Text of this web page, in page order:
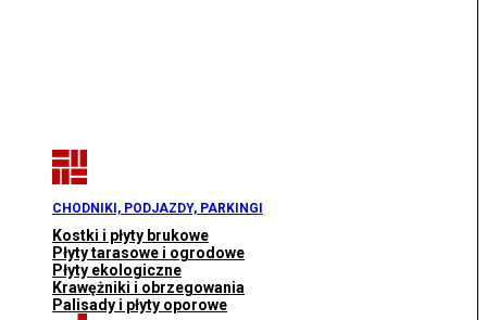
CHODNIKI, PODJAZDY, PARKINGI
Kostki i płyty brukowe
Płyty tarasowe i ogrodowe
Płyty ekologiczne
Krawężniki i obrzegowania
Palisady i płyty oporowe